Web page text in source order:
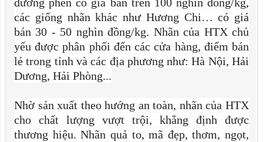
các giống nhãn khác như Hương Chi… có giá
bán 30 - 50 nghìn đồng/kg. Nhãn của HTX chủ
yếu được phân phối đến các cửa hàng, điểm bán
lẻ trong tỉnh và các địa phương như: Hà Nội, Hải
Dương, Hải Phòng...
Nhờ sản xuất theo hướng an toàn, nhãn của HTX
cho chất lượng vượt trội, khẳng định được
thương hiệu. Nhãn quả to, mã đẹp, thơm, ngọt,